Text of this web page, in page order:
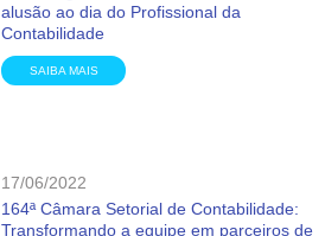
alusão ao dia do Profissional da
Contabilidade
SAIBA MAIS
17/06/2022
164ª Câmara Setorial de Contabilidade:
Transformando a equipe em parceiros de